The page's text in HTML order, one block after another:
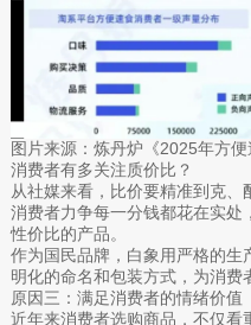
图片来源：炼丹炉《2025年方
消费者有多关注质价比？
从社媒来看，比价要精准到克
消费者力争每一分钱都花在实
性价比的产品。
作为国民品牌，白象用严格的生
明化的命名和包装方式，为消费
原因三：满足消费者的情绪价值
近年来消费者选购商品，不仅